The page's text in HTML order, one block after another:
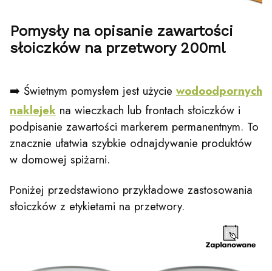
Pomysły na opisanie zawartości
słoiczków na przetwory 200ml
➡️ Świetnym pomysłem jest użycie wodoodpornych
naklejek na wieczkach lub frontach słoiczków i
podpisanie zawartości markerem permanentnym. To
znacznie ułatwia szybkie odnajdywanie produktów
w domowej spiżarni.
Poniżej przedstawiono przykładowe zastosowania
słoiczków z etykietami na przetwory.